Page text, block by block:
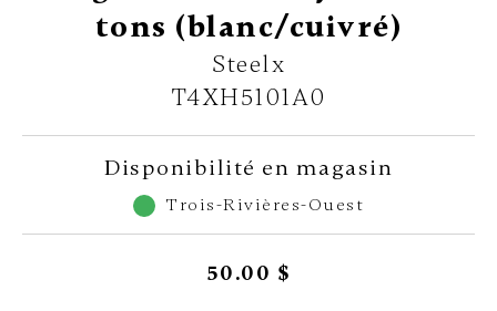
tons (blanc/cuivré)
Steelx
T4XH5101A0
Disponibilité en magasin
Trois-Rivières-Ouest
50.00 $